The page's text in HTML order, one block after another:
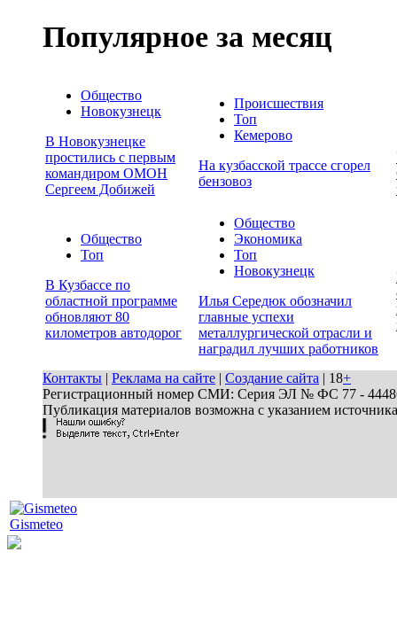
Популярное за месяц
Общество
Новокузнецк
В Новокузнецке
простились с первым
командиром ОМОН
Сергеем Добижей
Происшествия
Топ
Кемерово
На кузбасской трассе сгорел
бензовоз
Общество
Топ
В Кузбассе по
областной программе
обновляют 80
километров автодорог
Общество
Экономика
Топ
Новокузнецк
Илья Середюк обозначил
главные успехи
металлургической отрасли и
наградил лучших работников
Контакты | Реклама на сайте | Создание сайта | 18+
Регистрационный номер СМИ: Серия ЭЛ № ФС 77 - 44486
Публикация материалов возможна с указанием
Gismeteo